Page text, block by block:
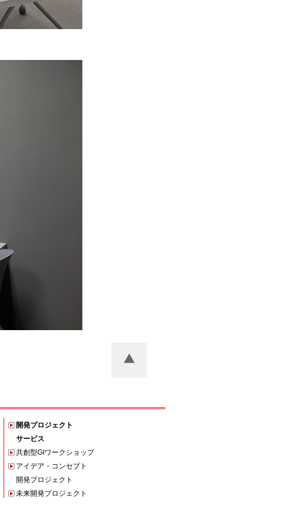
開発プロジェクト
サービス
共創型GIワークショップ
アイデア・コンセプト
開発プロジェクト
未来開発プロジェクト